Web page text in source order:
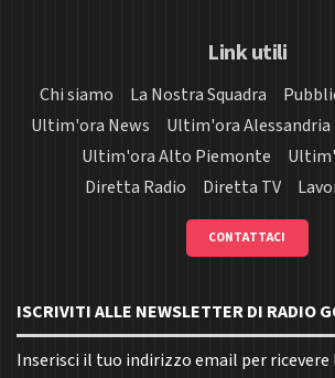
Link utili
Chi siamo La Nostra Squadra
Ultim'ora News
Ultim'ora Alessandria
Ultim'ora Alto Piemonte
Diretta Radio
Diretta TV
CONTATTACI
ISCRIVITI ALLE NEWSLETTER DI RADIO
Inserisci il tuo indirizzo email per ricevere